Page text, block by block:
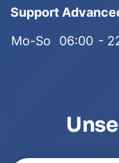
Support
Mo-So
06:00 -